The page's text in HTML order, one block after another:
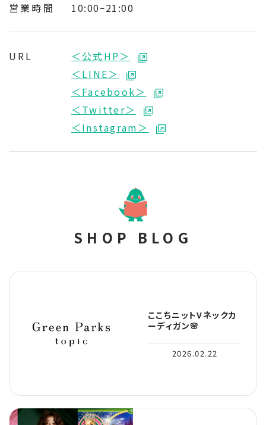
営業時間 10:00ｰ21:00
URL
＜公式HP＞
＜LINE＞
＜Facebook＞
＜Twitter＞
＜Instagram＞
SHOP BLOG
ここちニットVネックカ
ーディガン🌸
2026.02.22